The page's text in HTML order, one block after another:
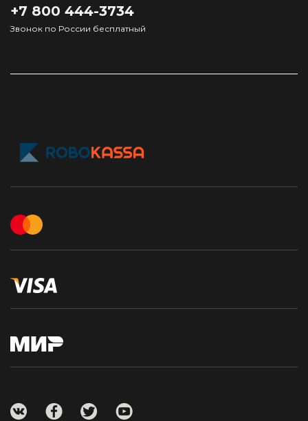
+7 800 444-3734
Звонок по России бесплатный